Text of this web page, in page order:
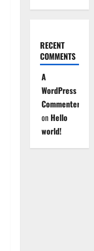
RECENT
COMMENTS
A
WordPress
Commenter
on Hello
world!